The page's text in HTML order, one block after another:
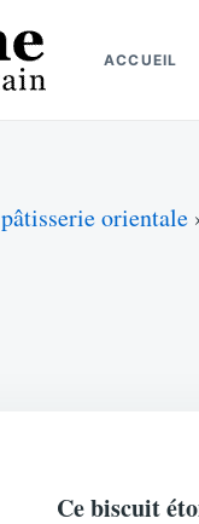
ACCUEIL
pâtisserie orientale
Ce biscuit